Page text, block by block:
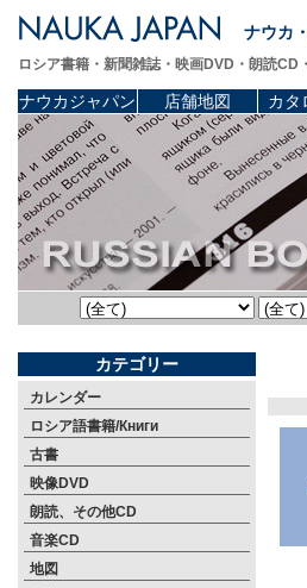
ナウカ
ロシア書籍・新聞雑誌・映画DVD・朗読
ナウカジャパン 店舗地図 カタ
カテゴリー
カレンダー
ロシア語書籍/Книги
古書
映像DVD
朗読、その他CD
音楽CD
地図